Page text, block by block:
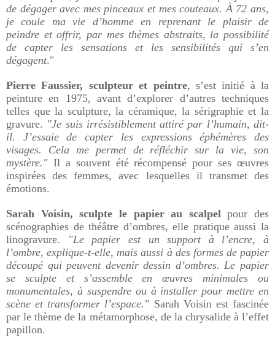
de dégager avec mes pinceaux et mes couteaux. À 72 ans,
je coule ma vie d’homme en reprenant le plaisir de
peindre et offrir, par mes thèmes abstraits, la possibilité
de capter les sensations et les sensibilités qui s’en
dégagent."
Pierre Faussier, sculpteur et peintre, s’est initié à la
peinture en 1975, avant d’explorer d’autres techniques
telles que la sculpture, la céramique, la sérigraphie et la
gravure. "Je suis irrésistiblement attiré par l’humain, dit-
il. J’essaie de capter les expressions éphémères des
visages. Cela me permet de réfléchir sur la vie, son
mystère." Il a souvent été récompensé pour ses œuvres
inspirées des femmes, avec lesquelles il transmet des
émotions.
Sarah Voisin, sculpte le papier au scalpelpour des
scénographies de théâtre d’ombres, elle pratique aussi la
linogravure.
"Le papier est un support à l’encre, à
l’ombre, explique-t-elle, mais aussi à des formes de papier
découpé qui peuvent devenir dessin d’ombres. Le papier
se sculpte et s’assemble en œuvres minimales ou
monumentales, à suspendre ou à installer pour mettre en
scène et transformer l’espace." Sarah Voisin est fascinée
par le thème de la métamorphose, de la chrysalide à l’effet
papillon.